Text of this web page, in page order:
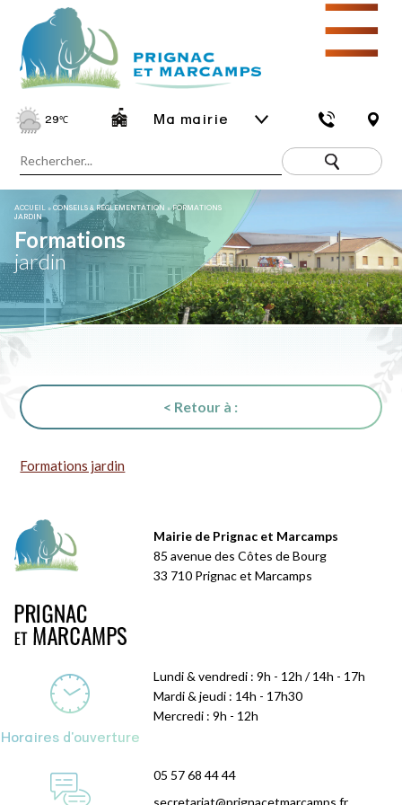
29℃ Ma mairie
☰
ACCUEIL »CONSEILS & RÉGLEMENTATION »FORMATIONS
JARDIN
Formations
jardin
< Retour à :
Formations jardin
Mairie de Prignac et Marcamps
85 avenue des Côtes de Bourg
33 710 Prignac et Marcamps
Horaires d'ouverture
Lundi & vendredi : 9h - 12h / 14h - 17h
Mardi & jeudi : 14h - 17h30
Mercredi : 9h - 12h
05 57 68 44 44